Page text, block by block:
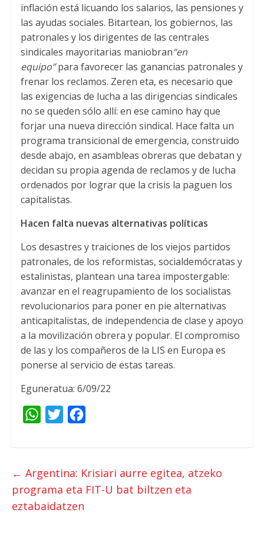
inflación está licuando los salarios, las pensiones y
las ayudas sociales. Bitartean, los gobiernos, las
patronales y los dirigentes de las centrales
sindicales mayoritarias maniobran“en
equipo” para favorecer las ganancias patronales y
frenar los reclamos. Zeren eta, es necesario que
las exigencias de lucha a las dirigencias sindicales
no se queden sólo allí: en ese camino hay que
forjar una nueva dirección sindical. Hace falta un
programa transicional de emergencia, construido
desde abajo, en asambleas obreras que debatan y
decidan su propia agenda de reclamos y de lucha
ordenados por lograr que la crisis la paguen los
capitalistas.
Hacen falta nuevas alternativas políticas
Los desastres y traiciones de los viejos partidos
patronales, de los reformistas, socialdemócratas y
estalinistas, plantean una tarea impostergable:
avanzar en el reagrupamiento de los socialistas
revolucionarios para poner en pie alternativas
anticapitalistas, de independencia de clase y apoyo
a la movilización obrera y popular. El compromiso
de las y los compañeros de la LIS en Europa es
ponerse al servicio de estas tareas.
Eguneratua: 6/09/22
W
s
A
e
e
b
← Argentina: Krisiari aurre egitea, atzeko
programa eta FIT-U bat biltzen eta
eztabaidatzen